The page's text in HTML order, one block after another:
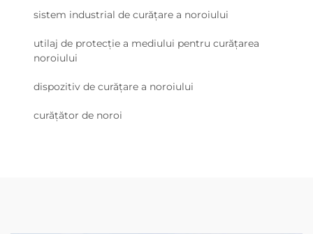
sistem industrial de curățare a noroiului
utilaj de protecție a mediului pentru curățarea
noroiului
dispozitiv de curățare a noroiului
curățător de noroi